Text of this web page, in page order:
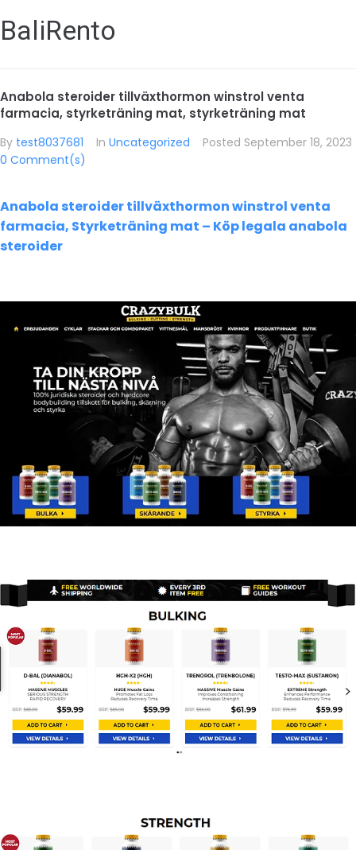
BaliRento
Anabola steroider tillväxthormon winstrol venta
farmacia, styrketräning mat, styrketräning mat
By test8037681 In Uncategorized Posted September 18, 2023
0 Comment(s)
Anabola steroider tillväxthormon winstrol venta
farmacia, Styrketräning mat – Köp legala anabola
steroider